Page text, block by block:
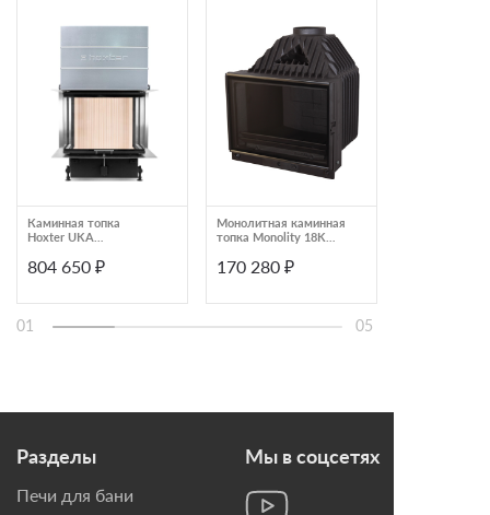
Каминная топка
Hoxter UKA
804 650 ₽
Монолитная каминная
топка Monolity 18KW
170 280 ₽
01 05
Разделы
Печи для бани
Мы в соцсетях